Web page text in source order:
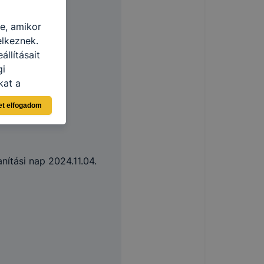
nap 2024.11.04.
amikor
a
hogyan
Önnek
A
elfogadom